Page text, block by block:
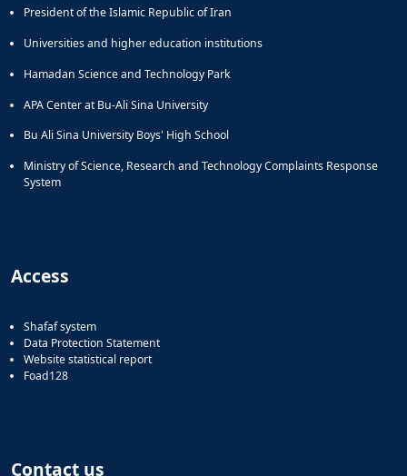
President of the Islamic Republic of Iran
Universities and higher education institutions
Hamadan Science and Technology Park
APA Center at Bu-Ali Sina University
Bu Ali Sina University Boys' High School
Ministry of Science, Research and Technology Complaints Response
System
Access
Shafaf system
Data Protection Statement
Website statistical report
Foad128
Contact us